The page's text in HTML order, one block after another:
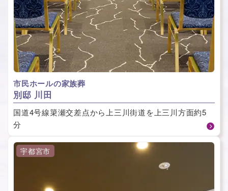
市民ホールの家族葬
別邸 川田
国道4号線簗瀬交差点から上三川街道を上三川方面約5
分
宇都宮市